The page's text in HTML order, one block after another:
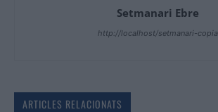
Setmanari Ebre
http://localhost/setmanari-copia
ARTICLES RELACIONATS